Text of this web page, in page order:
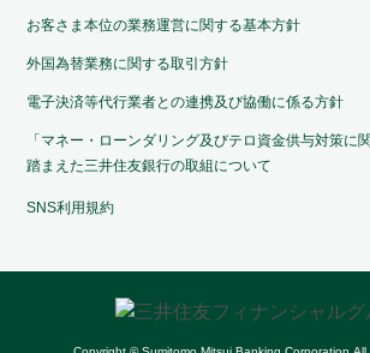
お客さま本位の業務運営に関する基本方針
外国為替業務に関する取引方針
電子決済等代行業者との連携及び協働に係る方針
「マネー・ローンダリング及びテロ資金供与対策に
踏まえた三井住友銀行の取組について
SNS利用規約